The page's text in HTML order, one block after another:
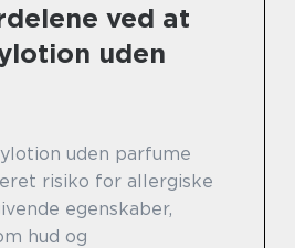
ved at
uden
uden parfume
risiko for allergiske
egenskaber,
hud og